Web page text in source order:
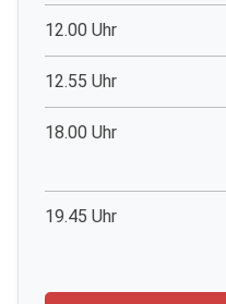
12.00 Uhr
12.55 Uhr
18.00 Uhr
19.45 Uhr